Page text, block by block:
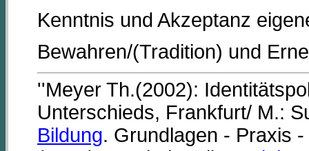
Kenntnis und Akzeptanz
Bewahren/(Tradition) und
''Meyer Th.(2002):
Unterschieds, Frankfurt/ M.:
Bildung. Grundlagen - Praxis